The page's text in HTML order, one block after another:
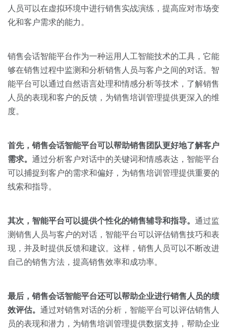
人员可以在虚拟环境中进行销售实战演练，提高应对市场变
化和客户需求的能力。
销售会话智能平台作为一种运用人工智能技术的工具，它能
够在销售过程中监测和分析销售人员与客户之间的对话。智
能平台可以通过自然语言处理和情感分析等技术，了解销售
人员的表现和客户的反馈，为销售培训管理提供更深入的维
度。
首先，销售会话智能平台可以帮助销售团队更好地了解客户
需求。 通过分析客户对话中的关键词和情感表达，智能平台
可以捕捉到客户的需求和偏好，为销售培训管理提供重要的
线索和指导。
其次，智能平台可以提供个性化的销售辅导和指导。 通过监
测销售人员与客户的对话，智能平台可以评估销售技巧和表
现，并及时提供反馈和建议。这样，销售人员可以不断改进
自己的销售方法，提高销售效率和成功率。
最后，销售会话智能平台还可以帮助企业进行销售人员的绩
效评估。 通过对销售对话的分析，智能平台可以评估销售人
员的表现和潜力，为销售培训管理提供数据支持，帮助企业